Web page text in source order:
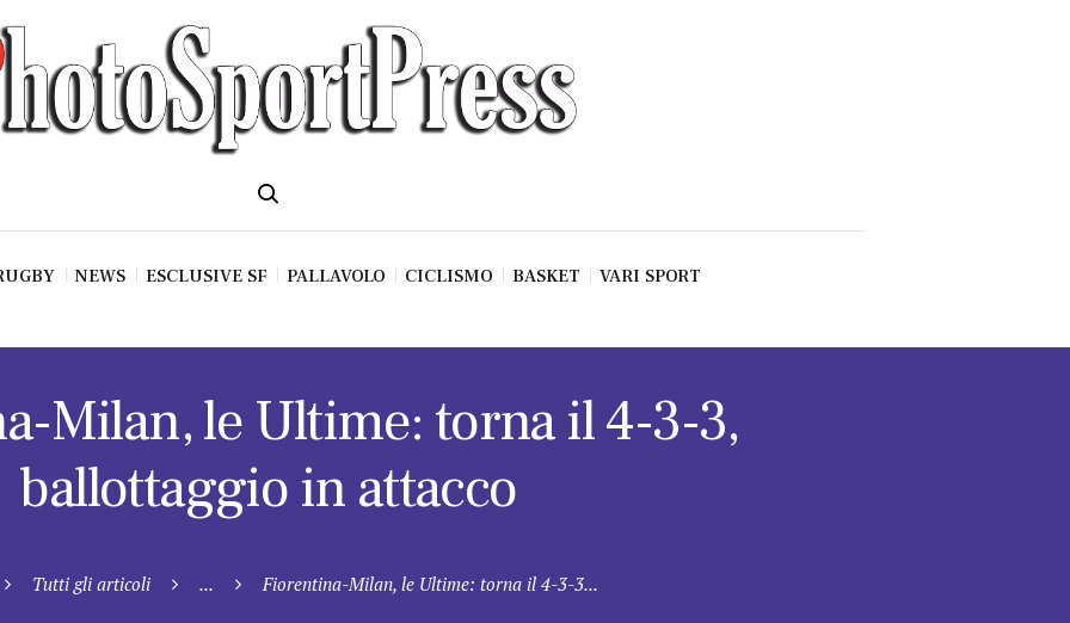
NEWS ESCLUSIVE SF PALLAVOLO CICLISMO BASKET VARI SPORT
Milan, le Ultime: torna il 4-3-3,
ballottaggio in attacco
Tutti gli articoli ... Fiorentina-Milan, le Ultime: torna il 4-3-3...